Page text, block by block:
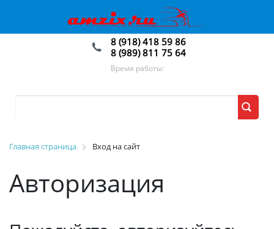
8 (918) 418 59 86
8 (989) 811 75 64
Время работы:
Главная страница Вход на сайт
Авторизация